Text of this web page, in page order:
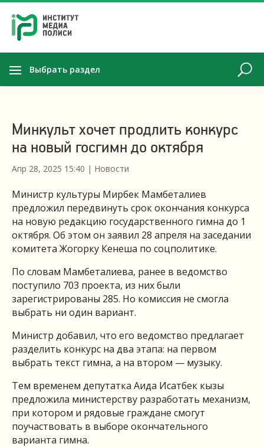
Выбрать раздел
Минкульт хочет продлить конкурс
на новый госгимн до октября
Апр 28, 2025 15:40 | Новости
Министр культуры Мирбек Мамбеталиев
предложил передвинуть срок окончания конкурса
на новую редакцию государственного гимна до 1
октября. Об этом он заявил 28 апреля на заседании
комитета Жогорку Кенеша по соцполитике.
По словам Мамбеталиева, ранее в ведомство
поступило 703 проекта, из них были
зарегистрированы 285. Но комиссия не смогла
выбрать ни один вариант.
Министр добавил, что его ведомство предлагает
разделить конкурс на два этапа: на первом
выбрать текст гимна, а на втором — музыку.
Тем временем депутатка Аида Исатбек кызы
предложила министерству разработать механизм,
при котором и рядовые граждане смогут
поучаствовать в выборе окончательного
варианта гимна.